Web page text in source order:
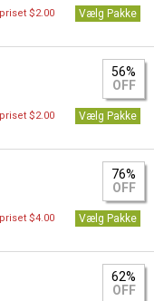
$2.00 Vælg Pakke
56%
OFF
$2.00 Vælg Pakke
76%
OFF
$4.00 Vælg Pakke
62%
OFF